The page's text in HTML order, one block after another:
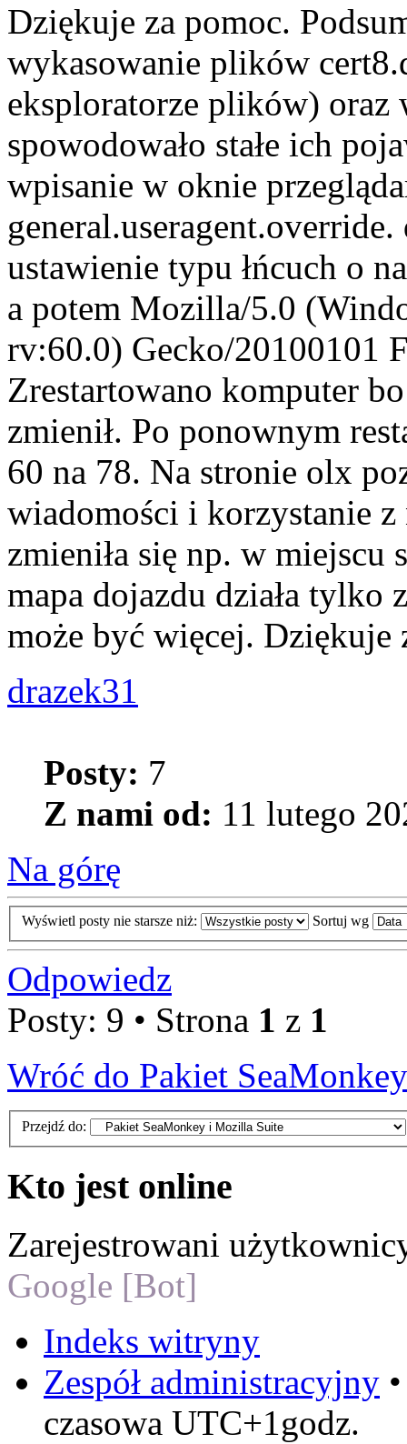
Dziękuje za pomoc.
wykasowanie plików
eksploratorze plików) oraz
spowodowało stałe ich
wpisanie w oknie
ustawienie typu łńcuch o
a potem Mozilla/5.0
rv:60.0) Gecko/20100101
Zrestartowano komputer
zmienił. Po ponownym
60 na 78. Na stronie olx
wiadomości i korzystanie
zmieniła się np. w miejscu
mapa dojazdu działa tylko
może być więcej. Dziękuje
drazek31
Posty: 7
Z nami od: 11 lutego
Na górę
Wyświetl posty nie starsze niż: Sortuj wg
Odpowiedz
Posty: 9 • Strona 1 z 1
Wróć do Pakiet
Przejdź do:
Kto jest online
Zarejestrowani
Google [Bot]
Indeks witryny
Zespół administracyjny
czasowa UTC+1godz.